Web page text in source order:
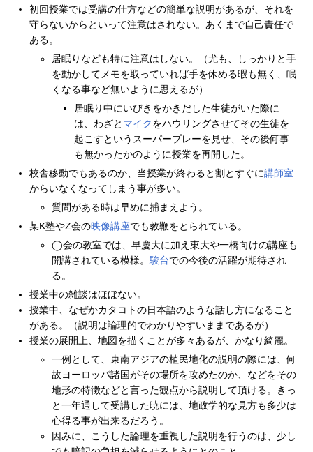
初回授業では受講の仕方などの簡単な説明があるが、それを
守らないからといって注意はされない。あくまで自己責任で
ある。
居眠りなども特に注意はしない。（尤も、しっかりと手
を動かしてメモを取っていれば手を休める暇も無く、眠
くなる事など無いように思えるが）
居眠り中にいびきをかきだした生徒がいた際に
は、わざと マイクをハウリングさせてその生徒を
起こすというスーパープレーを見せ、その後何事
も無かったかのように授業を再開した。
校舎移動でもあるのか、当授業が終わると割とすぐに講師室
からいなくなってしまう事が多い。
質問がある時は早めに捕まえよう。
某K塾やZ会の映像講座でも教鞭をとられている。
◯会の教室では、早慶大に加え東大や一橋向けの講座も
開講されている模様。 駿台での今後の活躍が期待され
る。
授業中の雑談はほぼない。
授業中、なぜかカタコトの日本語のような話し方になること
がある。（説明は論理的でわかりやすいままであるが）
授業の展開上、地図を描くことが多々あるが、かなり綺麗。
一例として、東南アジアの植民地化の説明の際には、何
故ヨーロッパ諸国がその場所を攻めたのか、などをその
地形の特徴などと言った観点から説明して頂ける。きっ
と一年通して受講した暁には、地政学的な見方も多少は
心得る事が出来るだろう。
因みに、こうした論理を重視した説明を行うのは、少し